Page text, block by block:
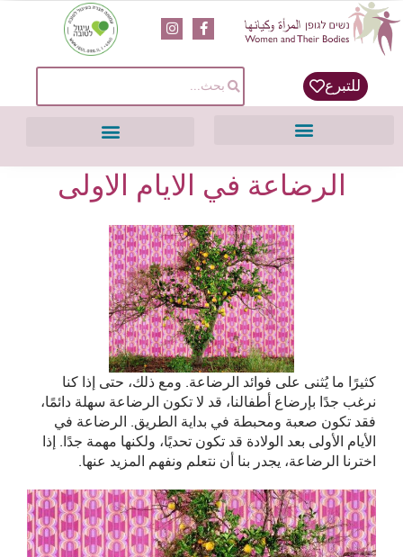
content
للتبرع
الرضاعة في الايام الاولى
كثيرًا ما يُثنى على فوائد الرضاعة. ومع ذلك، حتى إذا كنا
نرغب جدًا بإرضاع أطفالنا، قد لا تكون الرضاعة سهلة دائمًا،
فقد تكون صعبة ومحبطة في بداية الطريق. الرضاعة في
الأيام الأولى بعد الولادة قد تكون تحديًا، ولكنها مهمة جدًا. إذا
اخترنا الرضاعة، يجدر بنا أن نتعلم ونفهم المزيد عنها.